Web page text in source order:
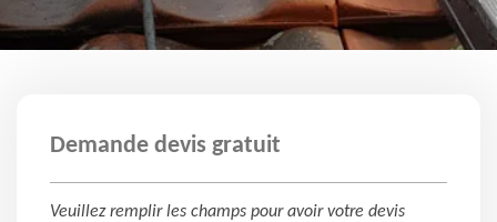
Demande devis gratuit
Veuillez remplir les champs pour avoir votre devis